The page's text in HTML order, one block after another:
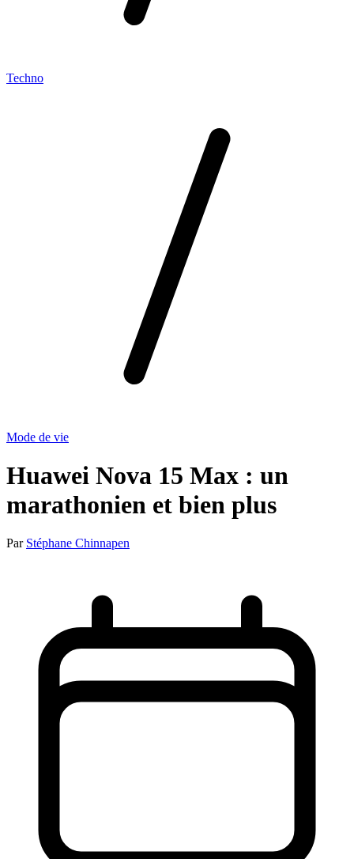
Techno
Mode de vie
Huawei Nova 15 Max : un
marathonien et bien plus
Par Stéphane Chinnapen